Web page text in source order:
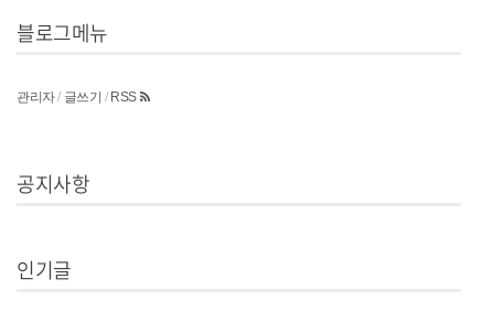
블로그메뉴
관리자/ 글쓰기 / RSS
공지사항
인기글